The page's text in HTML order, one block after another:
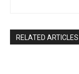
RELATED ARTICLES